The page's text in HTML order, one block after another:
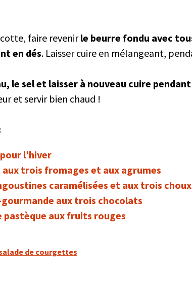
faire revenirle beurre fondu avec
en dés. Laisser cuire en mélangeant,
le sel et laisser à nouveau cuire
et servir bien chaud !
l’hiver
trois fromages et aux agrumes
caramélisées et aux trois choux
aux trois chocolats
pastèque aux fruits rouges
de courgettes